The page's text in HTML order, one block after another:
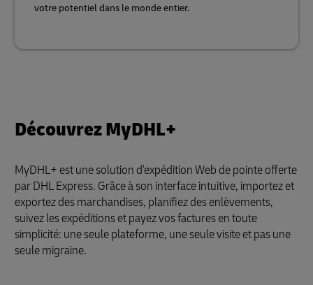
votre potentiel dans le monde entier.
Découvrez MyDHL+
MyDHL+ est une solution d'expédition Web de pointe offerte
par DHL Express. Grâce à son interface intuitive, importez et
exportez des marchandises, planifiez des enlèvements,
suivez les expéditions et payez vos factures en toute
simplicité: une seule plateforme, une seule visite et pas une
seule migraine.